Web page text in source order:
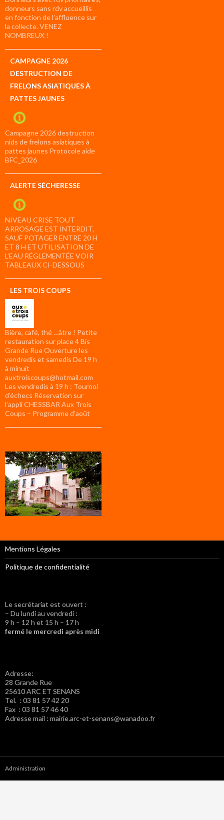
donneurs sans rdv accueillis
en fonction de l’affluence sur
la collecte. VENEZ
NOMBREUX !
CAMPAGNE 2026
DESTRUCTION DE
FRELONS ASIATIQUES À
PATTES JAUNES
Campagne 2026 destruction
nids de frelons asiatiques à
pattes jaunes Protocole aide
BFC_2026
ALERTE SÉCHERESSE
NIVEAU CRISE TOUT
ARROSAGE EST INTERDIT,
SAUF POTAGER ENTRE 20 H
ET 8 H ET UTILISATION DE
L’EAU RÉGLEMENTÉE VOIR
TABLEAUX CI-DESSOUS
LES TROIS COUPS
Bière, café, thé …âtre ! Petite
restauration sur place 4 Bis
Grande Rue Ouverture les
vendredis et samedis De 19 h
à minuit
auxtroiscoups@hotmail.com
Les vendredis à 19 h : Tournoi
d’échecs Réservation sur
l’appli CHESSBAR Aux Trois
Coups – Programme d’août
Mentions Légales
Politique de confidentialité
Le secrétariat est ouvert :
– Du lundi au vendredi :
9 h – 12 h et 15 h – 17 h
fermé le mercredi après midi
Adresse:
28 Grande Rue
25610 ARC ET SENANS
Tel. : 03 81 57 42 20
Fax : 03 81 57 46 40
Adresse mail : mairie.arc-et-senans@wanadoo.fr
Administration